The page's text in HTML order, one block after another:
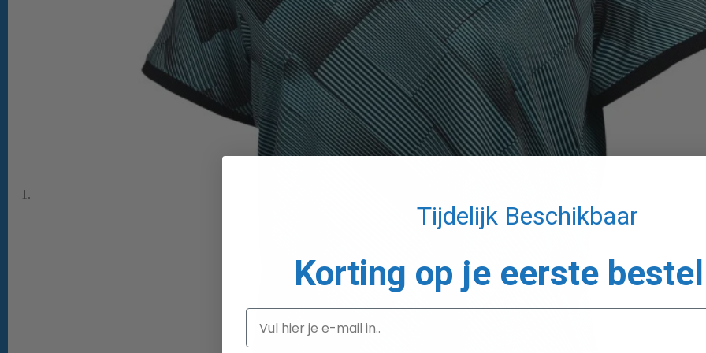
Tijdelijk Beschikbaar
Korting op je eerste
Email